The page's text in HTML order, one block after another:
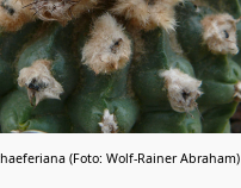
(Foto: Wolf-Rainer Abraham)